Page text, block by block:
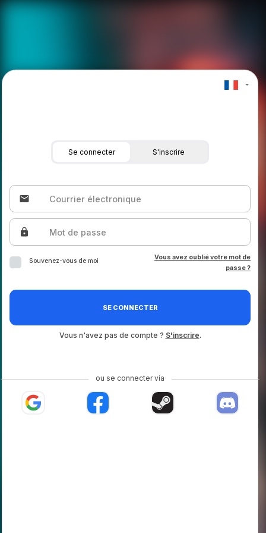
Se connecter S'inscrire
email Courrier électronique
lock Mot de passe
Souvenez-vous de moi
Vous avez oublié votre mot de
passe ?
SE CONNECTER
Vous n'avez pas de compte ? S'inscrire.
ou se connecter via